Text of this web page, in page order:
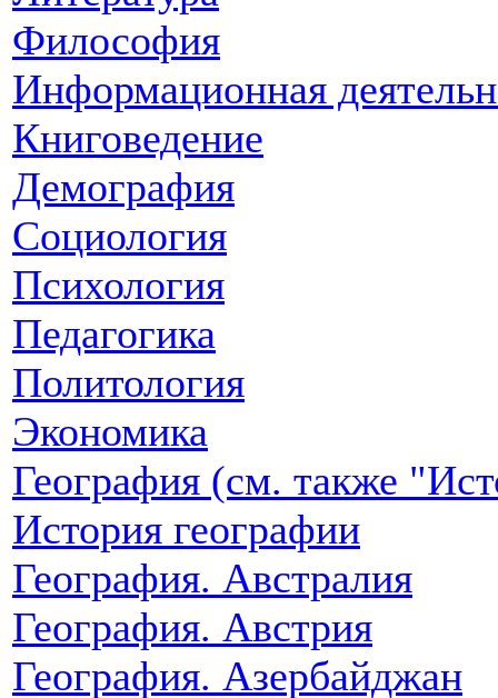
Философия
Информационная
Книговедение
Демография
Социология
Психология
Педагогика
Политология
Экономика
География (см. также
История географии
География. Австралия
География. Австрия
География. Азербайджан